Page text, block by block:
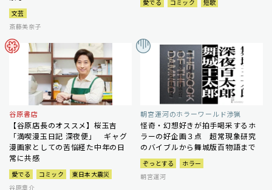
文芸
斎藤美奈子
愛でる コミック 短歌
谷原書店
【谷原店長のオススメ】桜玉吉
「満喫漫玉日記 深夜便」 ギャグ
漫画家としての苦悩経た中年の日
常に共感
愛でる コミック
東日本大震災
谷原章介
朝宮運河のホラーワールド渉猟
怪奇・幻想好きが拍手喝采するホ
ラーの好企画３点 超常現象研究
のバイブルから舞城版百物語まで
ぞっとする
ホラー
朝宮運河